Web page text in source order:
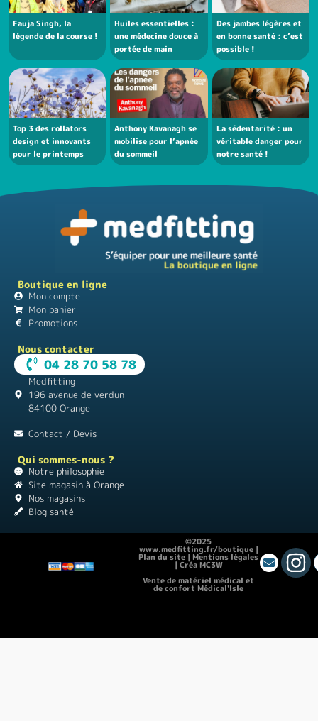
Fauja Singh, la
légende de la course !
Huiles essentielles :
une médecine douce à
portée de main
Des jambes légères et
en bonne santé : c’est
possible !
Top 3 des rollators
design et innovants
pour le printemps
Anthony Kavanagh se
mobilise pour l’apnée
du sommeil
La sédentarité : un
véritable danger pour
notre santé !
Boutique en ligne
Mon compte
Mon panier
Promotions
Nous contacter
04 28 70 58 78
Medfitting
196 avenue de verdun
84100 Orange
Contact / Devis
Qui sommes-nous ?
Notre philosophie
Site magasin à Orange
Nos magasins
Blog santé
©2025
www.medfitting.fr/boutique |
Plan du site | Mentions légales
| Créa MC3W
Vente de matériel médical et
de confort Médical'Isle